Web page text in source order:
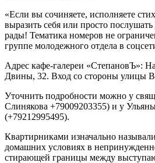
«Если вы сочиняете, исполняете
выразить себя или просто
рады! Тематика номеров не
группе молодежного отдела в
Адрес кафе-галереи «СтепановЪ»:
Двины, 32. Вход со стороны улицы
Уточнить подробности можно у
Слинякова +79009203355) и у
(+79212995495).
Квартирниками изначально
домашних условиях в
стирающей границы между